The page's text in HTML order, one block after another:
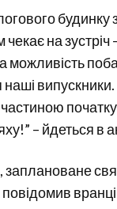
будинку
на зустріч
можливість
наші
початку
– йдеться в